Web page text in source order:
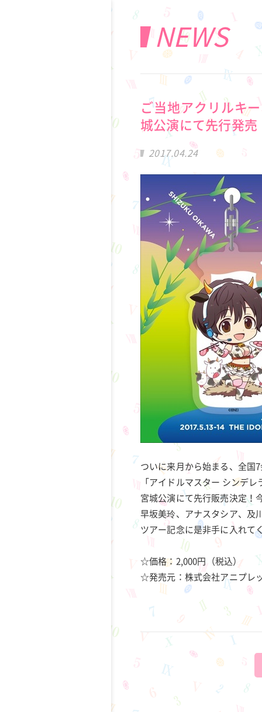
NEWS
ご当地アクリルキ
城公演にて先行発売
2017.04.24
ついに来月から始まる、全国
「アイドルマスター シンデ
宮城公演にて先行販売決定！
早坂美玲、アナスタシア、及
ツアー記念に是非手に入れて
☆価格：2,000円（税込）
☆発売元：株式会社アニプレ